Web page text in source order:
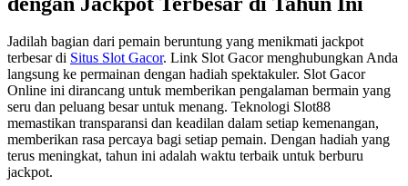
Jadilah bagian dari pemain beruntung yang menikmati jackpot
terbesar di Situs Slot Gacor. Link Slot Gacor menghubungkan Anda
langsung ke permainan dengan hadiah spektakuler. Slot Gacor
Online ini dirancang untuk memberikan pengalaman bermain yang
seru dan peluang besar untuk menang. Teknologi Slot88
memastikan transparansi dan keadilan dalam setiap kemenangan,
memberikan rasa percaya bagi setiap pemain. Dengan hadiah yang
terus meningkat, tahun ini adalah waktu terbaik untuk berburu
jackpot.